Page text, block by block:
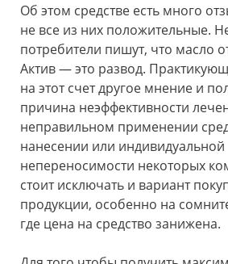
Об этом средстве есть много
не все из них положительные.
потребители пишут, что масло
Актив — это развод.
на этот счет другое мнение и
причина неэффективности
неправильном применении
нанесении или индивидуальной
непереносимости некоторых
стоит исключать и вариант
продукции, особенно на
где цена на средство занижена.